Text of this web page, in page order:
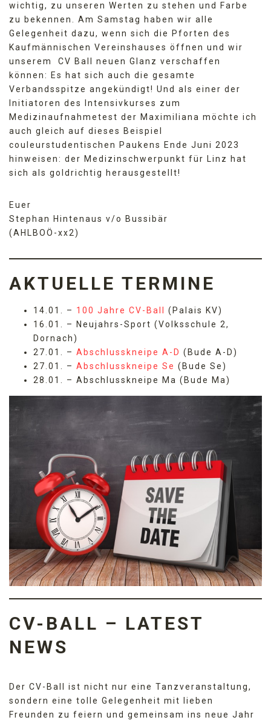
wichtig, zu unseren Werten zu stehen und Farbe
zu bekennen. Am Samstag haben wir alle
Gelegenheit dazu, wenn sich die Pforten des
Kaufmännischen Vereinshauses öffnen und wir
unserem CV Ball neuen Glanz verschaffen
können: Es hat sich auch die gesamte
Verbandsspitze angekündigt! Und als einer der
Initiatoren des Intensivkurses zum
Medizinaufnahmetest der Maximiliana möchte ich
auch gleich auf dieses Beispiel
couleurstudentischen Paukens Ende Juni 2023
hinweisen: der Medizinschwerpunkt für Linz hat
sich als goldrichtig herausgestellt!
Euer
Stephan Hintenaus v/o Bussibär
(AHLBOÖ-xx2)
AKTUELLE TERMINE
14.01. – 100 Jahre CV-Ball
(Palais KV)
16.01. – Neujahrs-Sport (Volksschule 2,
Dornach)
27.01. – Abschlusskneipe A-D (Bude A-D)
27.01. – Abschlusskneipe Se (Bude Se)
28.01. – Abschlusskneipe Ma (Bude Ma)
CV-BALL – LATEST
NEWS
Der CV-Ball ist nicht nur eine Tanzveranstaltung,
sondern eine tolle Gelegenheit mit lieben
Freunden zu feiern und gemeinsam ins neue Jahr